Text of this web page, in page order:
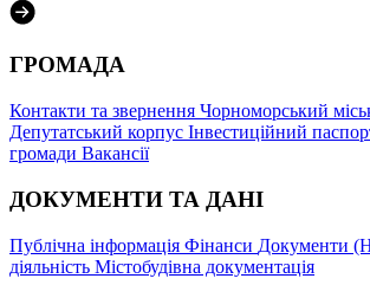
ГРОМАДА
Контакти та звернення Чорноморський
Депутатський корпус Інвестиційний
громади Вакансії
ДОКУМЕНТИ ТА ДАНІ
Публічна інформація Фінанси Документи
діяльність Містобудівна документація